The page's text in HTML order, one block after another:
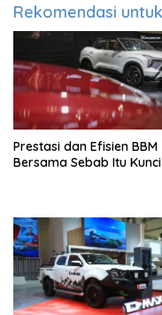
Rekomendasi
Prestasi dan Efisien BBM
Bersama Sebab Itu Kunci